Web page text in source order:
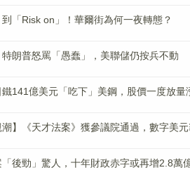
「Risk on」！華爾街為何一夜轉態？
特朗普怒罵「愚蠢」，美聯儲仍按兵不動
141億美元「吃下」美鋼，股價一度放量
潮】《天才法案》獲參議院通過，數字美
後勁」驚人，十年財政赤字或再增2.8萬